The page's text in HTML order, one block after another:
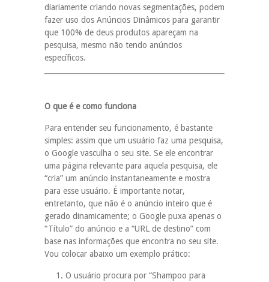
diariamente criando novas segmentações, podem
fazer uso dos Anúncios Dinâmicos para garantir
que 100% de deus produtos apareçam na
pesquisa, mesmo não tendo anúncios
específicos.
O que é e como funciona
Para entender seu funcionamento, é bastante
simples: assim que um usuário faz uma pesquisa,
o Google vasculha o seu site. Se ele encontrar
uma página relevante para aquela pesquisa, ele
“cria” um anúncio instantaneamente e mostra
para esse usuário. É importante notar,
entretanto, que não é o anúncio inteiro que é
gerado dinamicamente; o Google puxa apenas o
“Título” do anúncio e a “URL de destino” com
base nas informações que encontra no seu site.
Vou colocar abaixo um exemplo prático:
O usuário procura por “Shampoo para